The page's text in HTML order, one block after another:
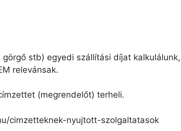
stb) egyedi szállítási díjat
relevánsak.
(megrendelőt) terheli.
cimzetteknek-nyujtott-szolgaltatasok